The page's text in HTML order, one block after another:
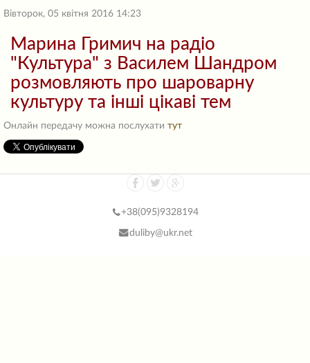
Вівторок, 05 квітня 2016 14:23
Марина Гримич на радіо
"Культура" з Василем Шандром
розмовляють про шароварну
культуру та інші цікаві тем
Онлайн передачу можна послухати тут
+38(095)9328194
duliby@ukr.net